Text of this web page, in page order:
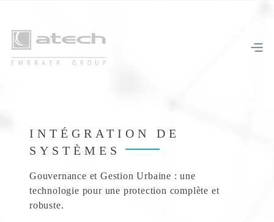
INTÉGRATION DE
SYSTÈMES
Gouvernance et Gestion Urbaine : une
technologie pour une protection complète et
robuste.